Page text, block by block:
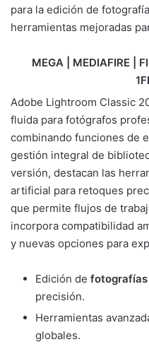
para la edición de
herramientas mejoradas
MEGA | MEDIAFIRE |
Adobe Lightroom Classic
fluida para fotógrafos
combinando funciones de
gestión integral de
versión, destacan las
artificial para retoques
que permite flujos de
incorpora compatibilidad
y nuevas opciones para
Edición de fotografías
precisión.
Herramientas
globales.